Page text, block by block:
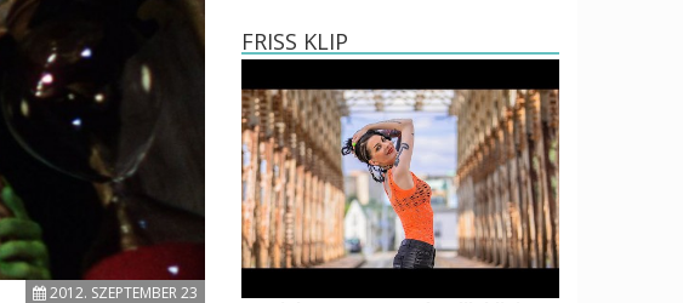
2012. SZEPTEMBER 23
FRISS KLIP